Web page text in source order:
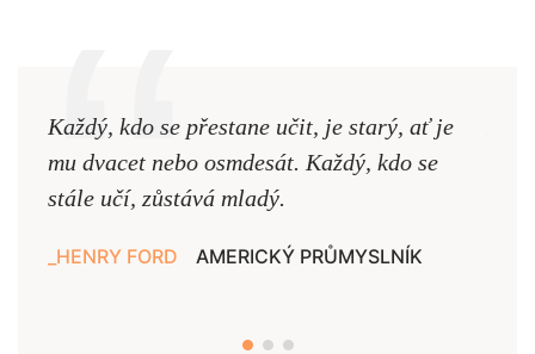
Každý, kdo se přestane učit, je starý, ať je
mu dvacet nebo osmdesát. Každý, kdo se
stále učí, zůstává mladý.
HENRY FORD AMERICKÝ PRŮMYSLNÍK